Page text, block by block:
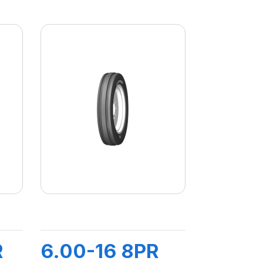
6.00-16 8PR